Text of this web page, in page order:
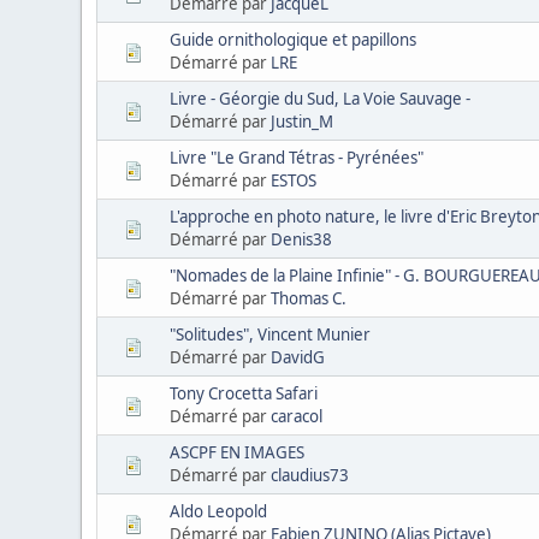
Guide ornithologique et papillons
Démarré par LRE
Livre - Géorgie du Sud, La Voie Sauvage -
Démarré par Justin_M
Livre "Le Grand Tétras - Pyrénées"
Démarré par ESTOS
L'approche en photo nature, le livre d'Eric
Démarré par Denis38
"Nomades de la Plaine Infinie" - G.
Démarré parThomas C.
"Solitudes", Vincent Munier
Démarré par DavidG
Tony Crocetta Safari
Démarré parcaracol
ASCPF EN IMAGES
Démarré parclaudius73
Aldo Leopold
Démarré par Fabien ZUNINO (Alias Pictave)